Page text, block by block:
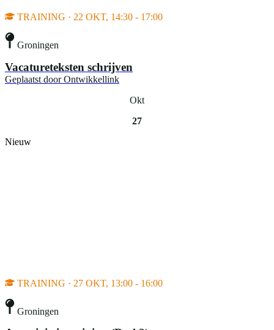
TRAINING · 22 OKT, 14:30 - 17:00
Groningen
Vacatureteksten schrijven
Geplaatst door Ontwikkellink
Okt
27
Nieuw
TRAINING · 27 OKT, 13:00 - 16:00
Groningen